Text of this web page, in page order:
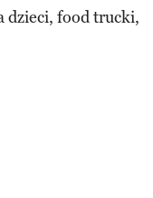
dzieci, food trucki,